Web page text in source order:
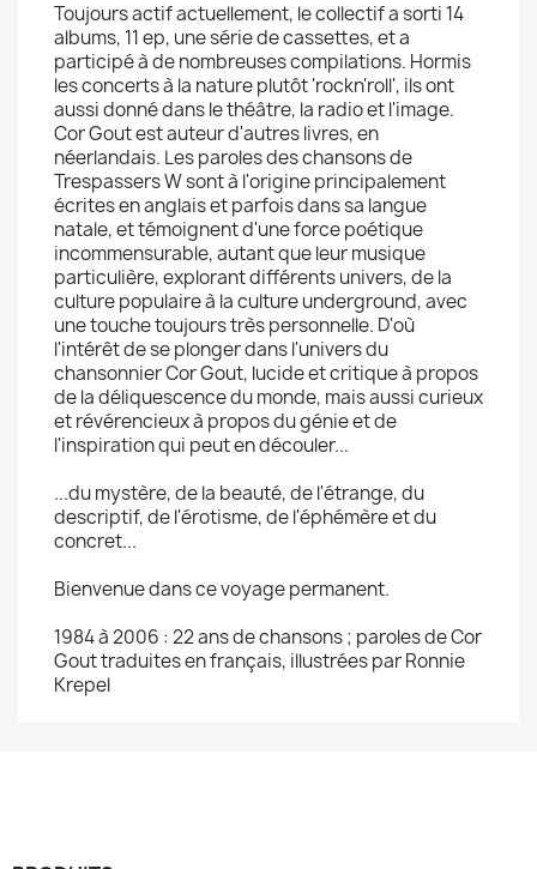
Toujours actif actuellement, le collectif a sorti 14
albums, 11 ep, une série de cassettes, et a
participé à de nombreuses compilations. Hormis
les concerts à la nature plutôt 'rockn'roll', ils ont
aussi donné dans le théâtre, la radio et l'image.
Cor Gout est auteur d'autres livres, en
néerlandais. Les paroles des chansons de
Trespassers W sont à l'origine principalement
écrites en anglais et parfois dans sa langue
natale, et témoignent d'une force poétique
incommensurable, autant que leur musique
particulière, explorant différents univers, de la
culture populaire à la culture underground, avec
une touche toujours très personnelle. D'où
l'intérêt de se plonger dans l'univers du
chansonnier Cor Gout, lucide et critique à propos
de la déliquescence du monde, mais aussi curieux
et révérencieux à propos du génie et de
l'inspiration qui peut en découler...
...du mystère, de la beauté, de l'étrange, du
descriptif, de l'érotisme, de l'éphémère et du
concret...
Bienvenue dans ce voyage permanent.
1984 à 2006 : 22 ans de chansons ; paroles de Cor
Gout traduites en français, illustrées par Ronnie
Krepel